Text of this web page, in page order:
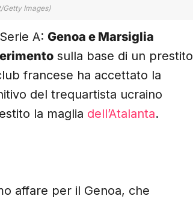
Images)
A: Genoa e Marsiglia
sulla base di un prestito
francese ha accettato la
del trequartista ucraino
la maglia dell’Atalanta.
affare per il Genoa, che